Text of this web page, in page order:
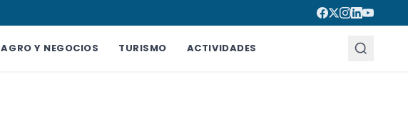
AGRO Y NEGOCIOS TURISMO ACTIVIDADES